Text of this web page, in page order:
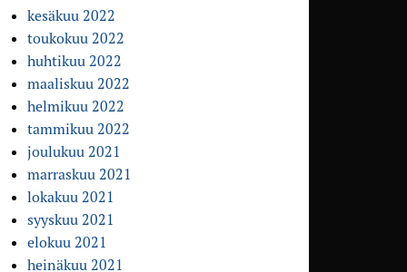
kesäkuu 2022
toukokuu 2022
huhtikuu 2022
maaliskuu 2022
helmikuu 2022
tammikuu 2022
joulukuu 2021
marraskuu 2021
lokakuu 2021
syyskuu 2021
elokuu 2021
heinäkuu 2021